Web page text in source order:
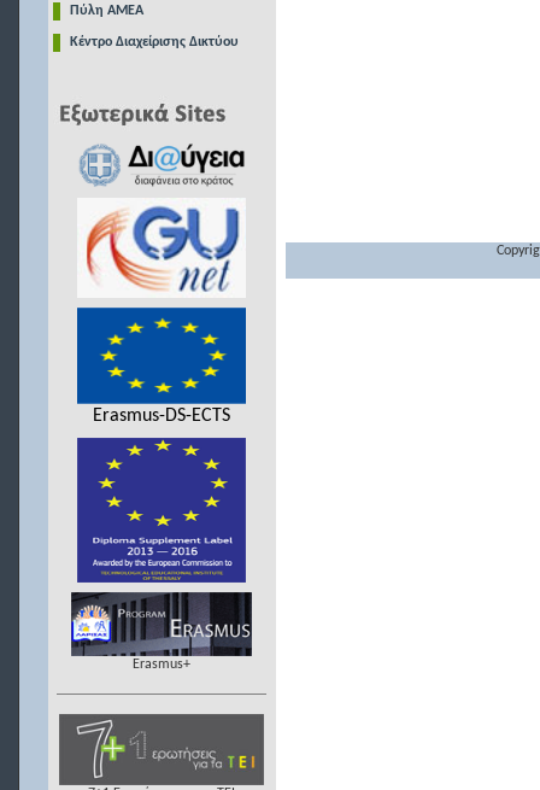
Πύλη ΑΜΕΑ
Κέντρο Διαχείρισης Δικτύου
Erasmus-DS-ECTS
Erasmus+